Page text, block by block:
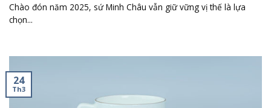
Chào đón năm 2025, sứ Minh Châu vẫn giữ vững vị thế là lựa
chọn...
24
Th3